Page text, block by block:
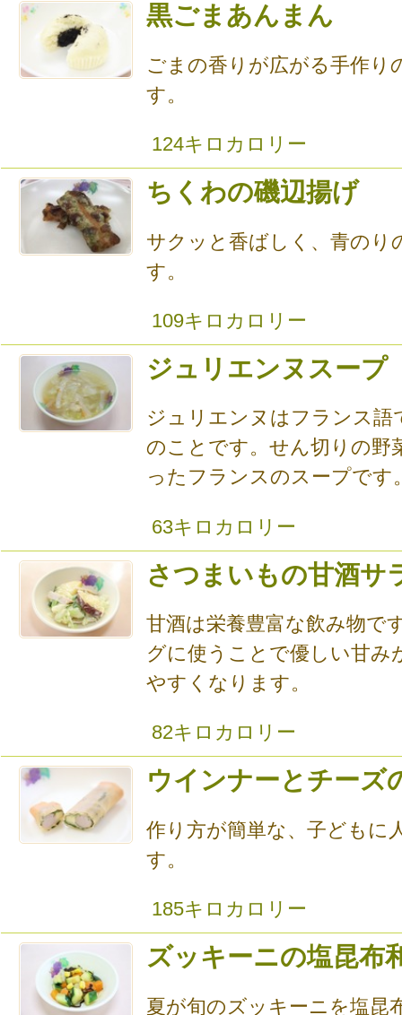
黒ごまあんまん
ごまの香りが広がる手作り
す。
124キロカロリー
ちくわの磯辺揚げ
サクッと香ばしく、青のり
す。
109キロカロリー
ジュリエンヌスープ
ジュリエンヌはフランス語
のことです。せん切りの野
ったフランスのスープです
63キロカロリー
さつまいもの甘酒サ
甘酒は栄養豊富な飲み物で
グに使うことで優しい甘み
やすくなります。
82キロカロリー
ウインナーとチーズ
作り方が簡単な、子どもに
す。
185キロカロリー
ズッキーニの塩昆布
夏が旬のズッキーニを塩昆